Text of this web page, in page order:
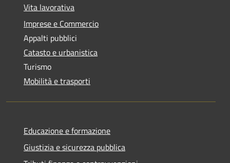
Vita lavorativa
Imprese e Commercio
Appalti pubblici
Catasto e urbanistica
Turismo
Mobilità e trasporti
Educazione e formazione
Giustizia e sicurezza pubblica